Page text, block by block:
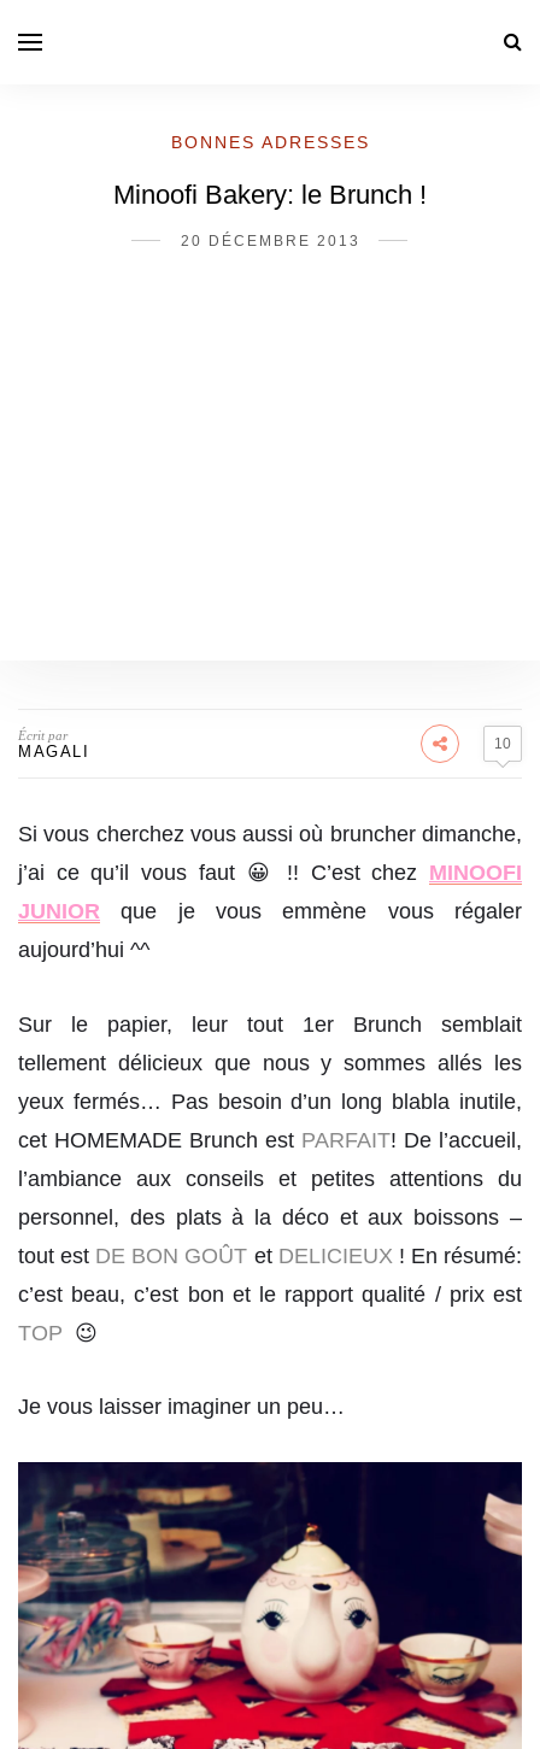
BONNES ADRESSES
Minoofi Bakery: le Brunch !
20 DÉCEMBRE 2013
Écrit par
MAGALI 10
Si vous cherchez vous aussi où bruncher dimanche,
j’ai ce qu’il vous faut 😀 !! C’est chez MINOOFI
JUNIOR que je vous emmène vous régaler
aujourd’hui ^^
Sur le papier, leur tout 1er Brunch semblait
tellement délicieux que nous y sommes allés les
yeux fermés… Pas besoin d’un long blabla inutile,
cet HOMEMADE Brunch est PARFAIT! De l’accueil,
l’ambiance aux conseils et petites attentions du
personnel, des plats à la déco et aux boissons –
tout est DE BON GOÛT et DELICIEUX ! En résumé:
c’est beau, c’est bon et le rapport qualité / prix est
TOP 😉
Je vous laisser imaginer un peu…